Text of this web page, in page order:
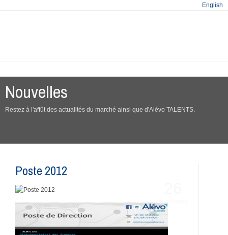
English
Nouvelles
Restez à l'affût des actualités du marché ainsi que d'Alévo TALENTS.
Poste 2012
SEPTEMBRE